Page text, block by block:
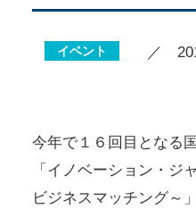
イベント ／
今年で１６回目となる
「イノベーション・ジ
ビジネスマッチング～